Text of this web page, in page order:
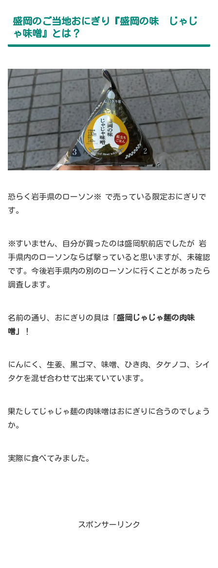
盛岡のご当地おにぎり『盛岡の味 じゃじ
ゃ味噌』とは？
恐らく岩手県のローソン※ で売っている限定おにぎりで
す。
※すいません、自分が買ったのは盛岡駅前店でしたが 岩
手県内のローソンならば撃っていると思いますが、未確認
です。今後岩手県内の別のローソンに行くことがあったら
調査します。
名前の通り、おにぎりの具は「盛岡じゃじゃ麺の肉味
噌」
！
にんにく、生姜、黒ゴマ、味噌、ひき肉、タケノコ、シイ
タケを混ぜ合わせて出来ていています。
果たしてじゃじゃ麺の肉味噌はおにぎりに合うのでしょう
か。
実際に食べてみました。
スポンサーリンク